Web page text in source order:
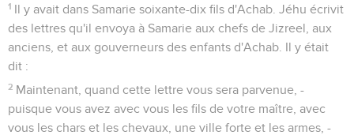
1 Il y avait dans Samarie soixante-dix fils d'Achab. Jéhu écrivit
des lettres qu'il envoya à Samarie aux chefs de Jizreel, aux
anciens, et aux gouverneurs des enfants d'Achab. Il y était
dit :
2 Maintenant, quand cette lettre vous sera parvenue, -
puisque vous avez avec vous les fils de votre maître, avec
vous les chars et les chevaux, une ville forte et les armes, -